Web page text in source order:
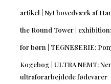
artikel | Nyt hovedværk af
the Round Tower |
for børn | TEGNESERIE:
Kogebog | ULTRA NEMT:
ultraforarbejdede fødevarer